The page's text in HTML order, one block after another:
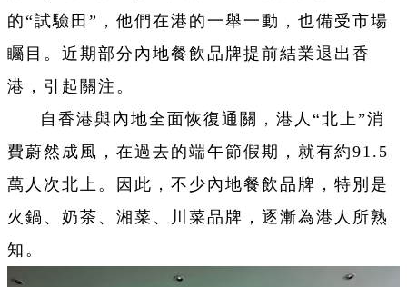
的“試驗田”，他們在港的一舉一動，也備受市場
矚目。近期部分內地餐飲品牌提前結業退出香
港，引起關注。
自香港與內地全面恢復通關，港人“北上”消
費蔚然成風，在過去的端午節假期，就有約91.5
萬人次北上。因此，不少內地餐飲品牌，特別是
火鍋、奶茶、湘菜、川菜品牌，逐漸為港人所熟
知。